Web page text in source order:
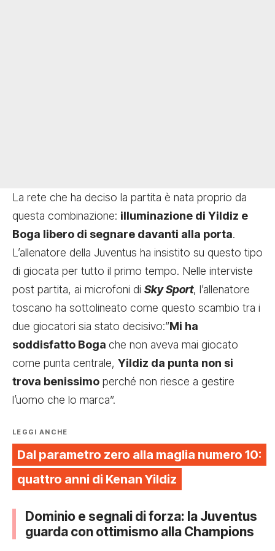
La rete che ha deciso la partita è nata proprio da
questa combinazione: illuminazione di Yildiz e
Boga libero di segnare davanti alla porta.
L’allenatore della Juventus ha insistito su questo tipo
di giocata per tutto il primo tempo. Nelle interviste
post partita, ai microfoni di Sky Sport, l’allenatore
toscano ha sottolineato come questo scambio tra i
due giocatori sia stato decisivo:”Mi ha
soddisfatto Boga che non aveva mai giocato
come punta centrale, Yildiz da punta non si
trova benissimo perché non riesce a gestire
l’uomo che lo marca”.
LEGGI ANCHE
Dal parametro zero alla maglia numero 10:
quattro anni di Kenan Yildiz
Dominio e segnali di forza: la Juventus
guarda con ottimismo alla Champions